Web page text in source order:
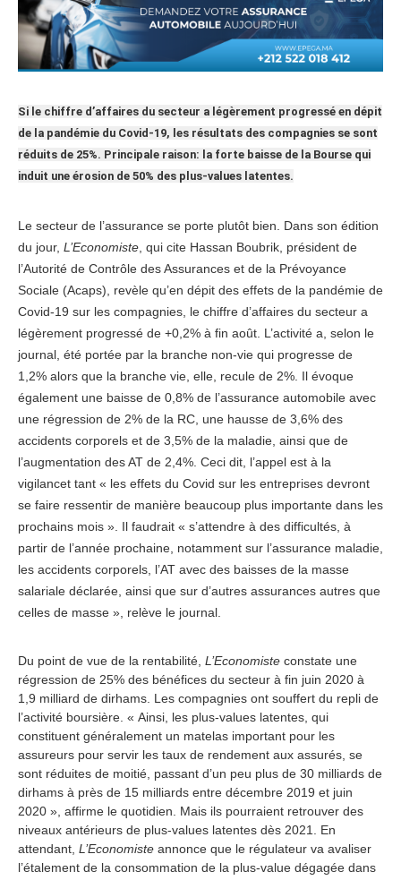
Si le chiffre d’affaires du secteur a légèrement progressé en dépit
de la pandémie du Covid-19, les résultats des compagnies se sont
réduits de 25%. Principale raison: la forte baisse de la Bourse qui
induit une érosion de 50% des plus-values latentes.
Le secteur de l’assurance se porte plutôt bien. Dans son édition
du jour, L’Economiste , qui cite Hassan Boubrik, président de
l’Autorité de Contrôle des Assurances et de la Prévoyance
Sociale (Acaps), revèle qu’en dépit des effets de la pandémie de
Covid-19 sur les compagnies, le chiffre d’affaires du secteur a
légèrement progressé de +0,2% à fin août. L’activité a, selon le
journal, été portée par la branche non-vie qui progresse de
1,2% alors que la branche vie, elle, recule de 2%. Il évoque
également une baisse de 0,8% de l’assurance automobile avec
une régression de 2% de la RC, une hausse de 3,6% des
accidents corporels et de 3,5% de la maladie, ainsi que de
l’augmentation des AT de 2,4%. Ceci dit, l’appel est à la
vigilancet tant « les effets du Covid sur les entreprises devront
se faire ressentir de manière beaucoup plus importante dans les
prochains mois ». Il faudrait « s’attendre à des difficultés, à
partir de l’année prochaine, notamment sur l’assurance maladie,
les accidents corporels, l’AT avec des baisses de la masse
salariale déclarée, ainsi que sur d’autres assurances autres que
celles de masse », relève le journal.
Du point de vue de la rentabilité, L’Economiste constate une
régression de 25% des bénéfices du secteur à fin juin 2020 à
1,9 milliard de dirhams. Les compagnies ont souffert du repli de
l’activité boursière. « Ainsi, les plus-values latentes, qui
constituent généralement un matelas important pour les
assureurs pour servir les taux de rendement aux assurés, se
sont réduites de moitié, passant d’un peu plus de 30 milliards de
dirhams à près de 15 milliards entre décembre 2019 et juin
2020 », affirme le quotidien. Mais ils pourraient retrouver des
niveaux antérieurs de plus-values latentes dès 2021. En
attendant, L’Economiste annonce que le régulateur va avaliser
l’étalement de la consommation de la plus-value dégagée dans